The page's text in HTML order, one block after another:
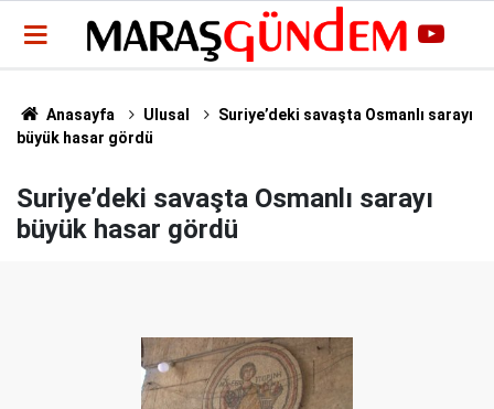
Anasayfa Ulusal
Suriye’deki savaşta Osmanlı sarayı
büyük hasar gördü
Suriye’deki savaşta Osmanlı sarayı
büyük hasar gördü